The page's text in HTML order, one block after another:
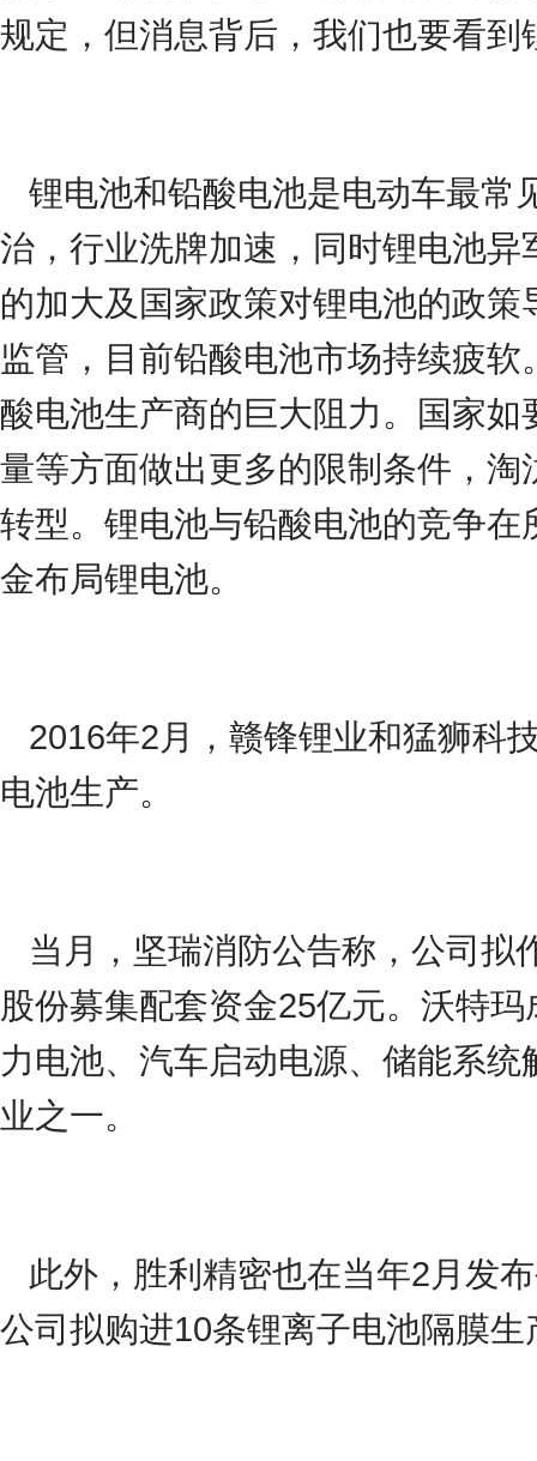
规定，但消息背后，我们也要看
锂电池和铅酸电池是电动车最常
治，行业洗牌加速，同时锂电池
的加大及国家政策对锂电池的政
监管，目前铅酸电池市场持续疲
酸电池生产商的巨大阻力。国家
量等方面做出更多的限制条件，
转型。锂电池与铅酸电池的竞争
金布局锂电池。
2016年2月，赣锋锂业和猛狮科
电池生产。
当月，坚瑞消防公告称，公司拟
股份募集配套资金25亿元。沃特
力电池、汽车启动电源、储能系
业之一。
此外，胜利精密也在当年2月发
公司拟购进10条锂离子电池隔膜